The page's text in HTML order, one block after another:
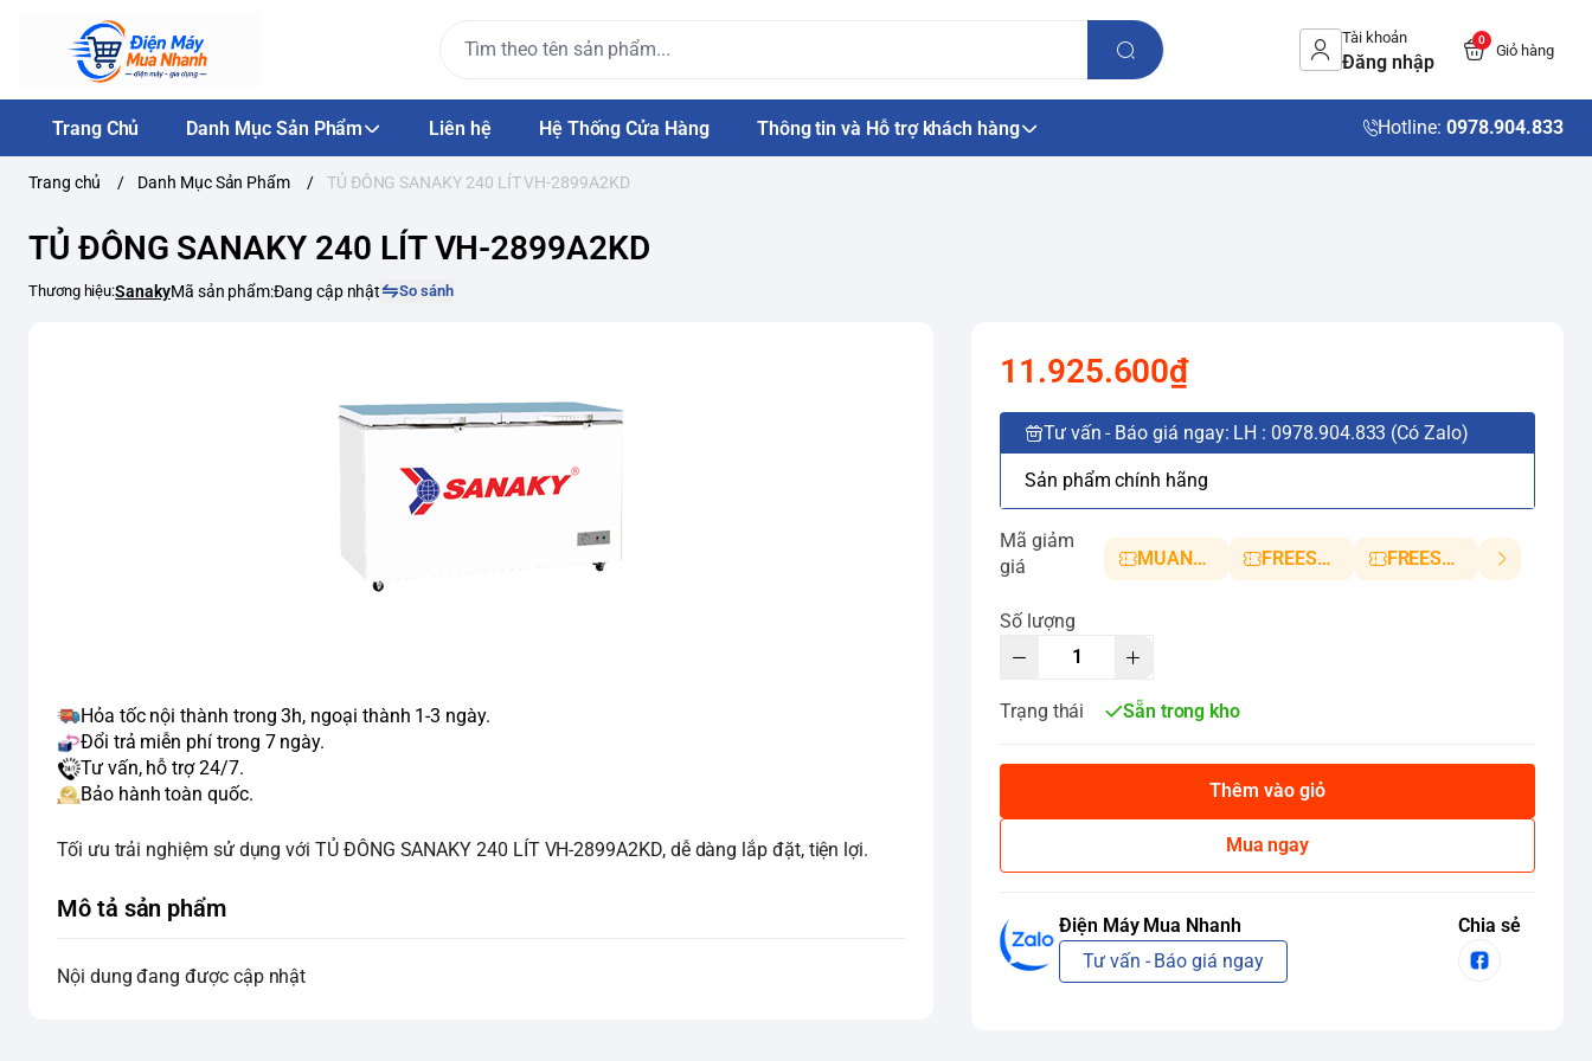
Tài khoản
Đăng nhập
0
Giỏ hàng
Trang Chủ Danh Mục Sản Phẩm Liên hệ Hệ Thống Cửa Hàng Thông tin và Hỗ trợ khách hàng Hotline: 0978.904.833
Trang chủ / Danh Mục Sản Phẩm / TỦ ĐÔNG SANAKY 240 LÍT VH-2899A2KD
TỦ ĐÔNG SANAKY 240 LÍT VH-2899A2KD
Thương hiệu:SanakyMã sản phẩm:Đang cập nhật So sánh
11.925.600₫
Tư vấn - Báo giá ngay: LH : 0978.904.833 (Có Zalo)
Sản phẩm chính hãng
Mã giảm
giá
MUANHANH01 FREESHIP5 FREESHIP10
Số lượng
Trạng thái Sẵn trong kho
Thêm vào giỏ
Mua ngay
Điện Máy Mua Nhanh
Tư vấn - Báo giá ngay
Chia sẻ
Hỏa tốc nội thành trong 3h, ngoại thành 1-3 ngày.
Đổi trả miễn phí trong 7 ngày.
Tư vấn, hỗ trợ 24/7.
Bảo hành toàn quốc.
Tối ưu trải nghiệm sử dụng với TỦ ĐÔNG SANAKY 240 LÍT VH-2899A2KD, dễ dàng lắp đặt, tiện lợi.
Mô tả sản phẩm
Nội dung đang được cập nhật